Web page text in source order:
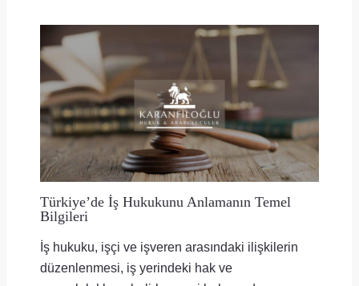
Türkiye’de İş Hukukunu Anlamanın Temel
Bilgileri
İş hukuku, işçi ve işveren arasındaki ilişkilerin
düzenlenmesi, iş yerindeki hak ve